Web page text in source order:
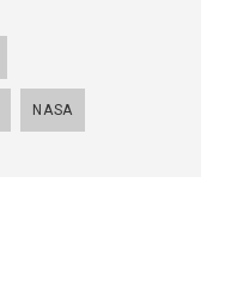
NASA